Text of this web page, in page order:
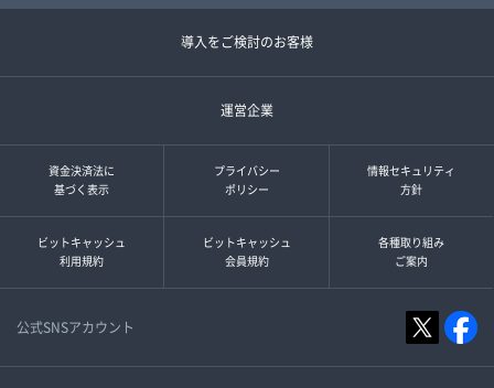
導入をご検討のお客様
運営企業
資金決済法に
基づく表示
プライバシー
ポリシー
情報セキュリティ
方針
ビットキャッシュ
利用規約
ビットキャッシュ
会員規約
各種取り組み
ご案内
公式SNSアカウント